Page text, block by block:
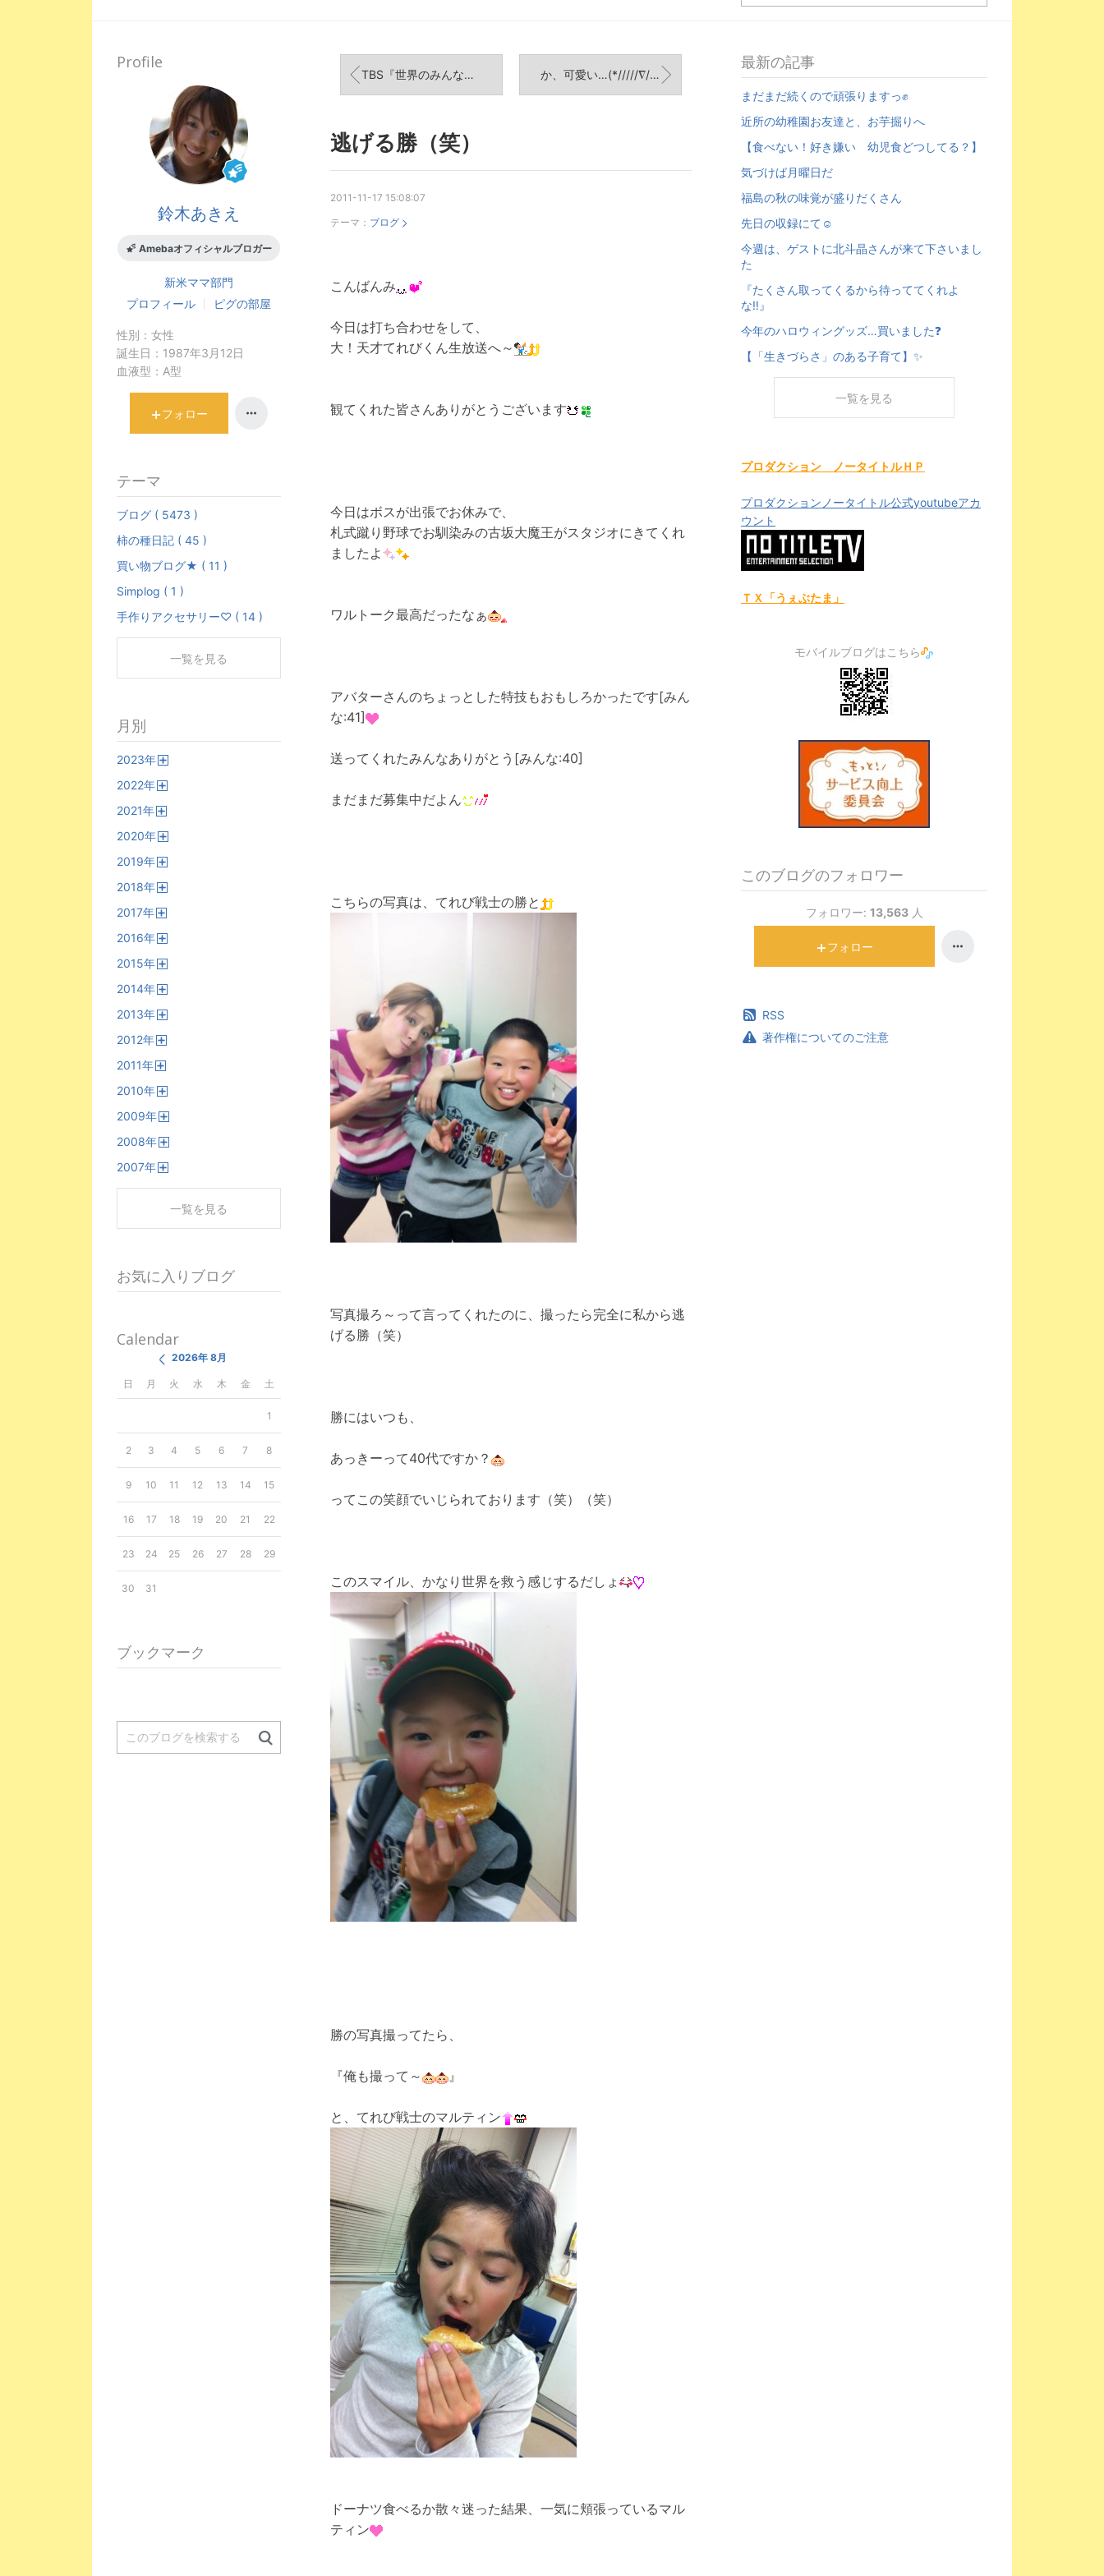
TBS『世界のみんなに聞いてみた！』 か、可愛い…(*/////∇/////*)
逃げる勝（笑）
2011-11-17 15:08:07
テーマ： ブログ
こんばんみ
今日は打ち合わせをして、
大！天才てれびくん生放送へ～
観てくれた皆さんありがとうございます
今日はボスが出張でお休みで、
札式蹴り野球でお馴染みの古坂大魔王がスタジオにきてくれ
ましたよ
ワルトーク最高だったなぁ
アバターさんのちょっとした特技もおもしろかったです[みん
な:41]
送ってくれたみんなありがとう[みんな:40]
まだまだ募集中だよん
こちらの写真は、てれび戦士の勝と
写真撮ろ～って言ってくれたのに、撮ったら完全に私から逃
げる勝（笑）
勝にはいつも、
あっきーって40代ですか？
ってこの笑顔でいじられております（笑）（笑）
このスマイル、かなり世界を救う感じするだしょ
勝の写真撮ってたら、
『俺も撮って～ 』
と、てれび戦士のマルティン
ドーナツ食べるか散々迷った結果、一気に頬張っているマル
ティン
最新の記事
まだまだ続くので頑張りますっ✊
近所の幼稚園お友達と、お芋掘りへ
【食べない！好き嫌い 幼児食どつしてる？】
気づけば月曜日だ
福島の秋の味覚が盛りだくさん
先日の収録にて☺︎
今週は、ゲストに北斗晶さんが来て下さいまし
た
『たくさん取ってくるから待っててくれよ
な‼️』
今年のハロウィングッズ…買いました❓
【「生きづらさ」のある子育て】✨
一覧を見る
プロダクション ノータイトルＨＰ
プロダクションノータイトル公式youtubeアカ
ウント
ＴＸ「うぇぶたま」
モバイルブログはこちら
このブログのフォロワー
フォロワー: 13,563 人
フォロー
RSS
著作権についてのご注意
Profile
鈴木あきえ
Amebaオフィシャルブロガー
新米ママ部門
プロフィール
ピグの部屋
性別： 女性
誕生日： 1987年3月12日
血液型： A型
フォロー
テーマ
ブログ ( 5473 )
柿の種日記 ( 45 )
買い物ブログ★ ( 11 )
Simplog ( 1 )
手作りアクセサリー♡ ( 14 )
一覧を見る
月別
2023年
2022年
2021年
2020年
2019年
2018年
2017年
2016年
2015年
2014年
2013年
2012年
2011年
2010年
2009年
2008年
2007年
一覧を見る
お気に入りブログ
Calendar
2026年 8月
日 月 火 水 木 金 土
1
2 3 4 5 6 7 8
9 10 11 12 13 14 15
16 17 18 19 20 21 22
23 24 25 26 27 28 29
30 31
ブックマーク